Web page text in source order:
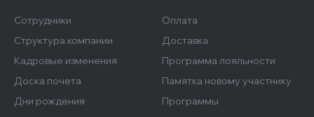
Сотрудники
Структура компании
Кадровые изменения
Доска почета
Дни рождения
Оплата
Доставка
Программа лояльности
Памятка новому участнику
Программы